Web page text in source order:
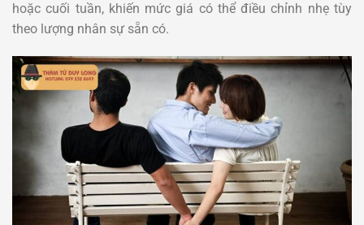
hoặc cuối tuần, khiến mức giá có thể điều chỉnh nhẹ tùy
theo lượng nhân sự sẵn có.